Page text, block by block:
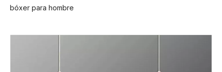
Como cualquier otro traje, el bañador infantil: un espacio agradable para relajarse en la playa
bóxer para hombre